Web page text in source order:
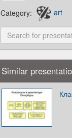
Category: art
Similar